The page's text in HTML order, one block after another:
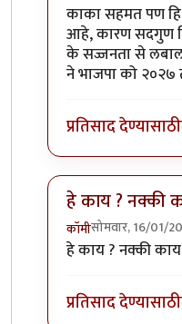
In reply toअजून
काका सहमत पण हि
आहे, कारण सदगुण
के सज्जनता से
ने भाजपा को २०२७
प्रतिसाद देण्यासाठी
हे काय ? नक्की
कॉमीसोमवार, 16/01/
In reply toअजून
हे काय ? नक्की
प्रतिसाद देण्यासाठी